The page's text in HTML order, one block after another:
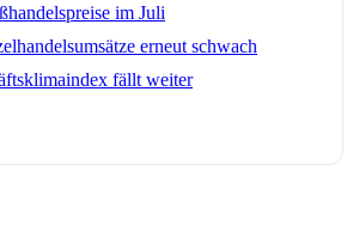
im Juli
erneut schwach
fällt weiter